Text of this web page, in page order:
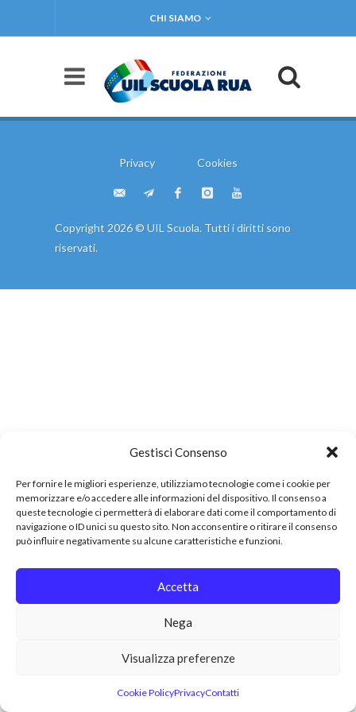
Gestisci Consenso
Per fornire le migliori esperienze, utilizziamo tecnologie come i cookie per
memorizzare e/o accedere alle informazioni del dispositivo. Il consenso a
queste tecnologie ci permetterà di elaborare dati come il comportamento di
navigazione o ID unici su questo sito. Non acconsentire o ritirare il consenso
può influire negativamente su alcune caratteristiche e funzioni.
Accetta
Nega
Visualizza preferenze
Cookie PolicyPrivacyContatti
CHI SIAMO
Privacy Cookies
Copyright 2026 © UIL Scuola. Tutti i diritti sono
riservati.